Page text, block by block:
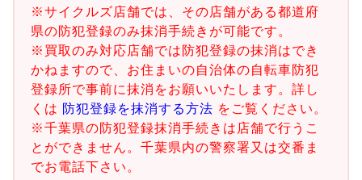
※サイクルズ店舗では、その店舗がある都道府
県の防犯登録のみ抹消手続きが可能です。
※買取のみ対応店舗では防犯登録の抹消はでき
かねますので、お住まいの自治体の自転車防犯
登録所で事前に抹消をお願いいたします。詳し
くは 防犯登録を抹消する方法 をご覧ください。
※千葉県の防犯登録抹消手続きは店舗で行うこ
とができません。千葉県内の警察署又は交番ま
でお電話下さい。